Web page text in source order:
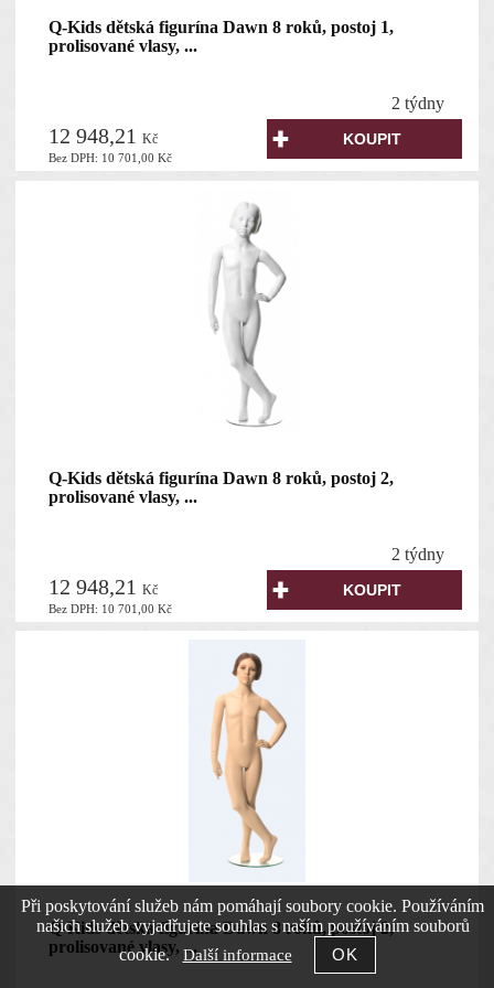
Q-Kids dětská figurína Dawn 8 roků, postoj 1,
prolisované vlasy, ...
2 týdny
Bez DPH: 10 701,00Kč
12 948,21Kč
Q-Kids dětská figurína Dawn 8 roků, postoj 2,
prolisované vlasy, ...
2 týdny
Bez DPH: 10 701,00Kč
12 948,21Kč
Q-Kids dětská figurína Dawn 8 roků, postoj 2,
prolisované vlasy, ...
Při poskytování služeb nám pomáhají soubory cookie. Používáním
našich služeb vyjadřujete souhlas s naším používáním souborů
cookie. Další informace